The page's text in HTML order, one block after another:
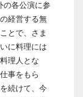
の各公演に参
経営する無
とで、さま
に料理には
理人とな
事をもら
続けて、今